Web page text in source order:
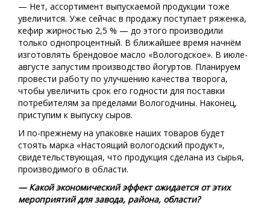
— Нет, ассортимент выпускаемой продукции тоже
увеличится. Уже сейчас в продажу поступает ряженка,
кефир жирностью 2,5 % — до этого производили
только однопроцентный. В ближайшее время начнём
изготовлять брендовое масло «Вологодское». В июле-
августе запустим производство йогуртов. Планируем
провести работу по улучшению качества творога,
чтобы увеличить срок его годности для поставки
потребителям за пределами Вологодчины. Наконец,
приступим к выпуску сыров.
И по-прежнему на упаковке наших товаров будет
стоять марка «Настоящий вологодский продукт»,
свидетельствующая, что продукция сделана из сырья,
производимого в области.
— Какой экономический эффект ожидается от этих
мероприятий для завода, района, области?